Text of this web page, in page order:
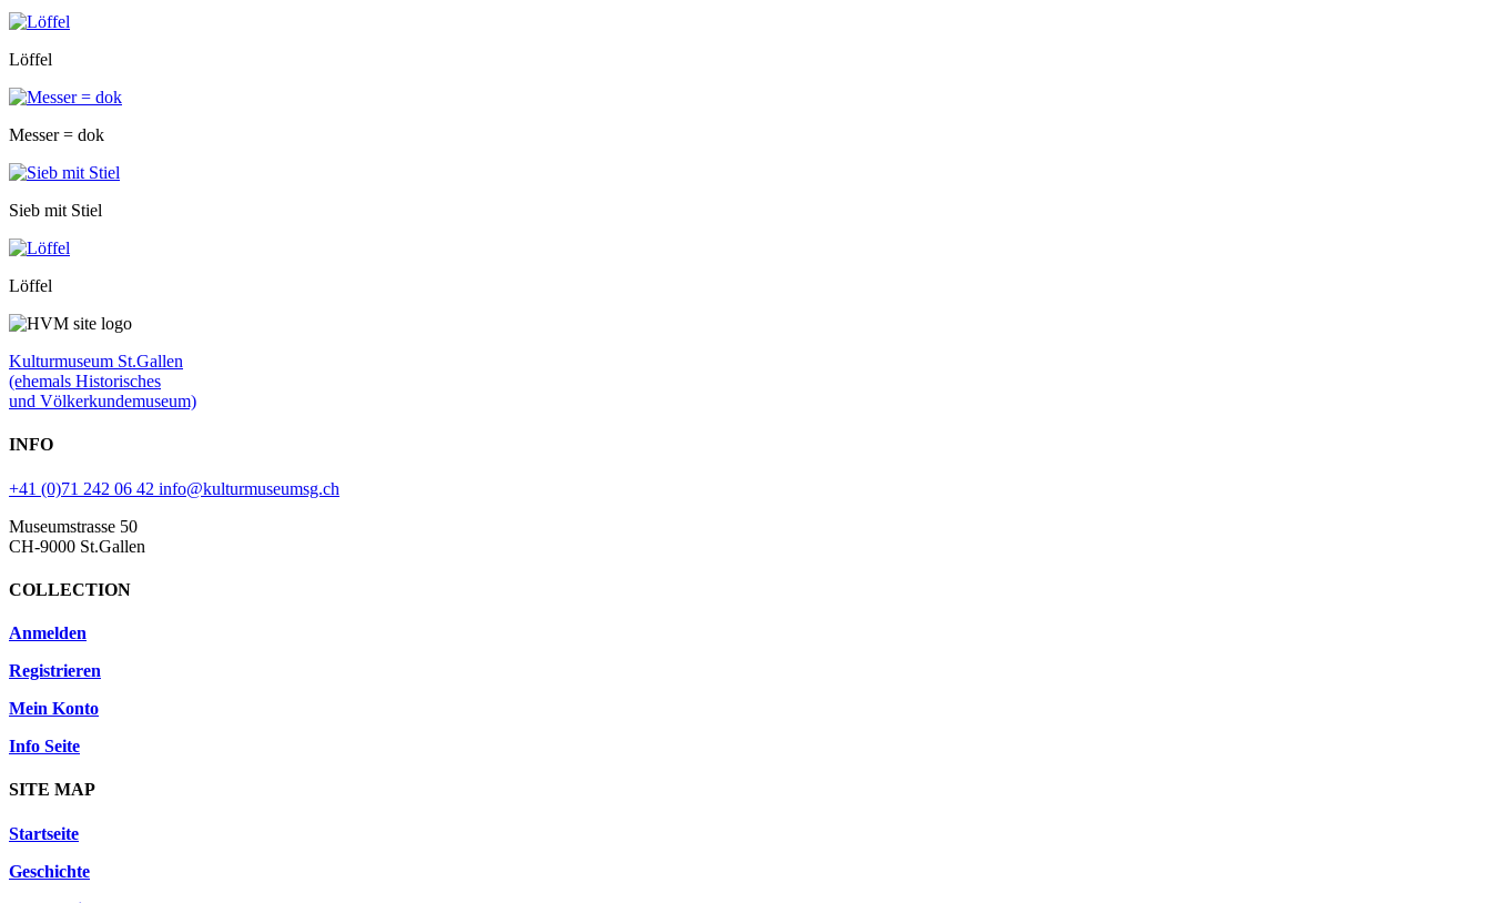
Löffel
Messer = dok
Sieb mit Stiel
Löffel
Kulturmuseum St.Gallen
(ehemals Historisches
und Völkerkundemuseum)
INFO
+41 (0)71 242 06 42 info@kulturmuseumsg.ch
Museumstrasse 50
CH-9000 St.Gallen
COLLECTION
Anmelden
Registrieren
Mein Konto
Info Seite
SITE MAP
Startseite
Geschichte